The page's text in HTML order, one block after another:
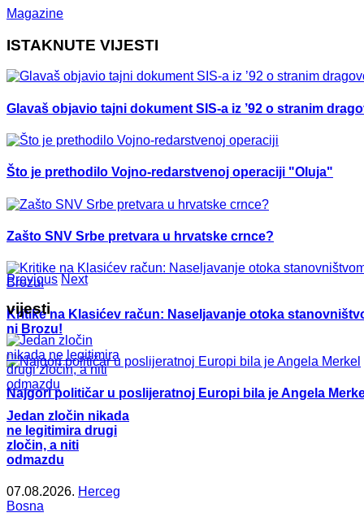
Magazine
ISTAKNUTE VIJESTI
Glavaš objavio tajni dokument SIS-a iz ’92 o stranim
Što je prethodilo Vojno-redarstvenoj operaciji "Oluja"
Zašto SNV Srbe pretvara u hrvatske crnce?
Kritike na Klasićev račun: Naseljavanje otoka
ni Brozu!
Najgori političar u poslijeratnoj Europi bila je Angela
Previous Next
vijesti
Jedan zločin nikada
ne legitimira drugi
zločin, a niti
odmazdu
07.08.2026. Herceg
Bosna